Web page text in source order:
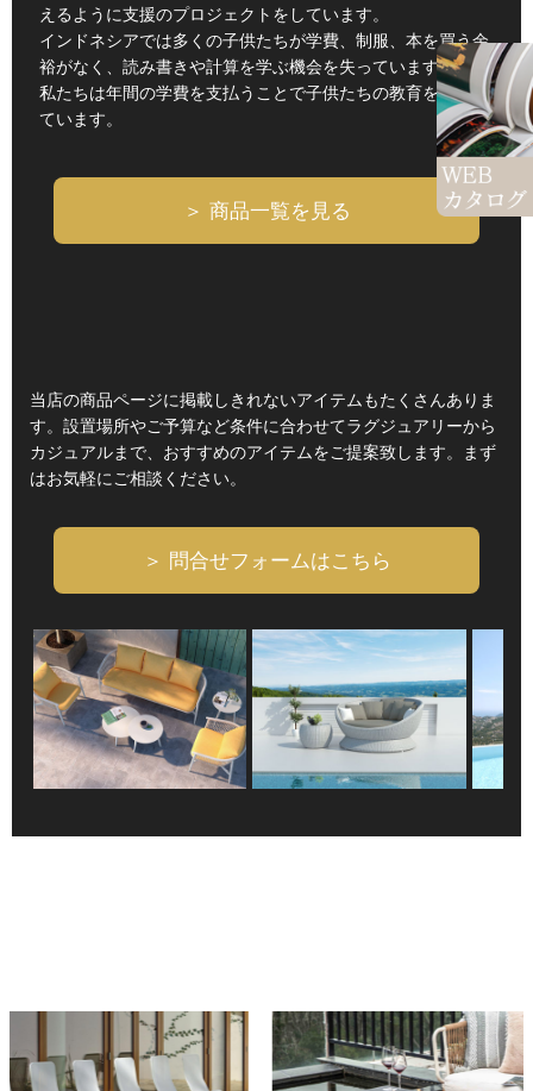
えるように支援のプロジェクトをしています。
インドネシアでは多くの子供たちが学費、制服、本を買う余
裕がなく、読み書きや計算を学ぶ機会を失っています。
私たちは年間の学費を支払うことで子供たちの教育を支援し
ています。
＞ 商品一覧を見る
当店の商品ページに掲載しきれないアイテムもたくさんありま
す。設置場所やご予算など条件に合わせてラグジュアリーから
カジュアルまで、おすすめのアイテムをご提案致します。まず
はお気軽にご相談ください。
＞ 問合せフォームはこちら